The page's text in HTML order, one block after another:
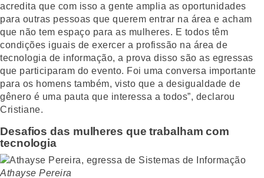
acredita que com isso a gente amplia as oportunidades
para outras pessoas que querem entrar na área e acham
que não tem espaço para as mulheres. E todos têm
condições iguais de exercer a profissão na área de
tecnologia de informação, a prova disso são as egressas
que participaram do evento. Foi uma conversa importante
para os homens também, visto que a desigualdade de
gênero é uma pauta que interessa a todos”, declarou
Cristiane.
Desafios das mulheres que trabalham com
tecnologia
Athayse Pereira